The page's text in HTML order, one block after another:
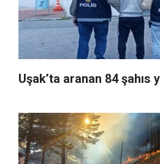
Uşak’ta aranan 84 şahıs